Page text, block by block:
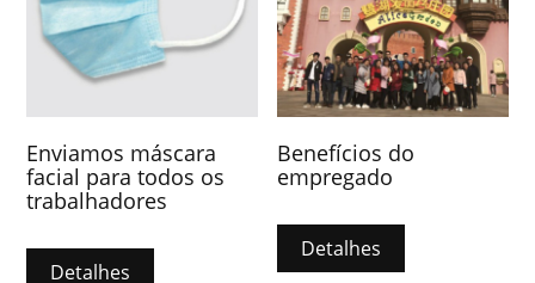
Enviamos máscara
facial para todos os
trabalhadores
Detalhes
Benefícios do
empregado
Detalhes